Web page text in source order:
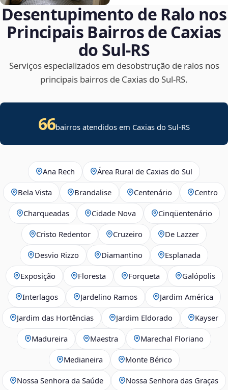
Desentupimento de Ralo nos
Principais Bairros de Caxias
do Sul‑RS
Serviços especializados em desobstrução de ralos nos
principais bairros de Caxias do Sul‑RS.
66bairros atendidos em Caxias do Sul-RS
Ana Rech Área Rural de Caxias do Sul
Bela Vista Brandalise Centenário Centro
Charqueadas Cidade Nova Cinqüentenário
Cristo Redentor Cruzeiro De Lazzer
Desvio Rizzo Diamantino Esplanada
Exposição Floresta Forqueta Galópolis
Interlagos Jardelino Ramos Jardim América
Jardim das Hortências Jardim Eldorado Kayser
Madureira Maestra Marechal Floriano
Medianeira Monte Bérico
Nossa Senhora da Saúde Nossa Senhora das Graças